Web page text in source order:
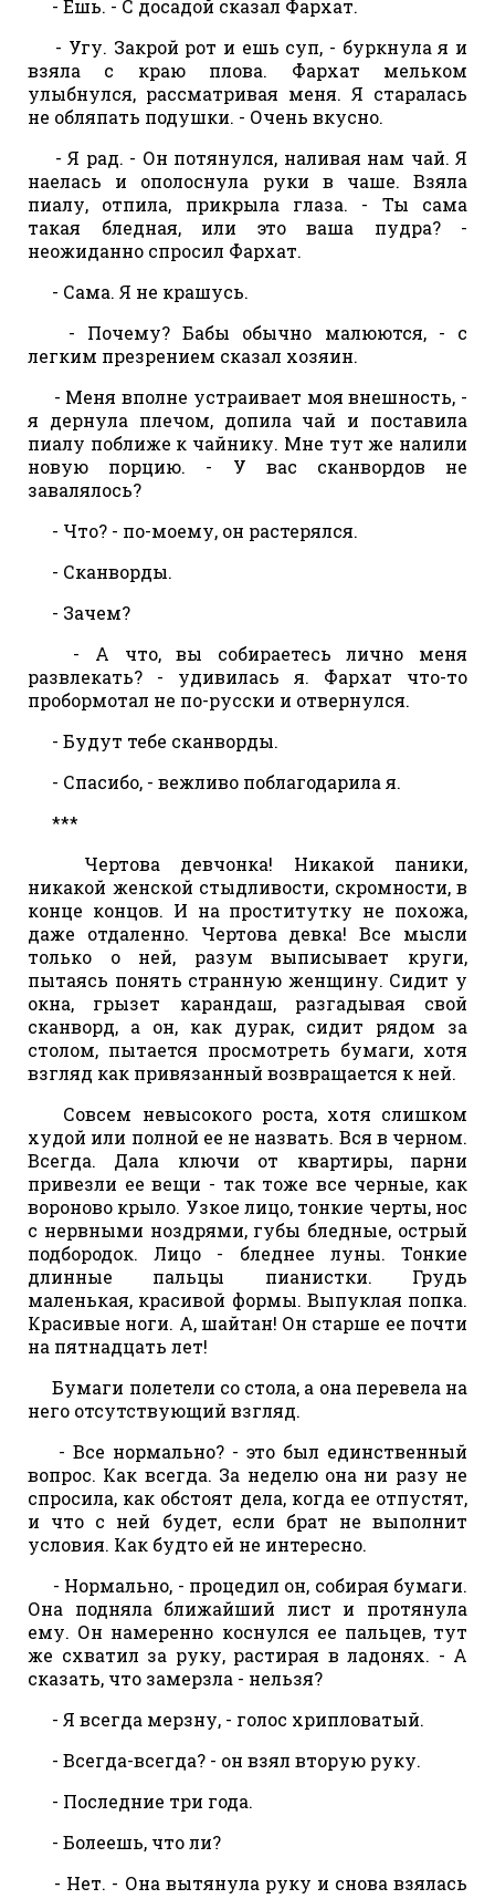
- Ешь. - С досадой сказал Фархат.
- Угу. Закрой рот и ешь суп, - буркнула я и
взяла с краю плова. Фархат мельком
улыбнулся, рассматривая меня. Я старалась
не обляпать подушки. - Очень вкусно.
- Я рад. - Он потянулся, наливая нам чай. Я
наелась и ополоснула руки в чаше. Взяла
пиалу, отпила, прикрыла глаза. - Ты сама
такая бледная, или это ваша пудра? -
неожиданно спросил Фархат.
- Сама. Я не крашусь.
- Почему? Бабы обычно малюются, - с
легким презрением сказал хозяин.
- Меня вполне устраивает моя внешность, -
я дернула плечом, допила чай и поставила
пиалу поближе к чайнику. Мне тут же налили
новую порцию. - У вас сканвордов не
завалялось?
- Что? - по-моему, он растерялся.
- Сканворды.
- Зачем?
- А что, вы собираетесь лично меня
развлекать? - удивилась я. Фархат что-то
пробормотал не по-русски и отвернулся.
- Будут тебе сканворды.
- Спасибо, - вежливо поблагодарила я.
***
Чертова девчонка! Никакой паники,
никакой женской стыдливости, скромности, в
конце концов. И на проститутку не похожа,
даже отдаленно. Чертова девка! Все мысли
только о ней, разум выписывает круги,
пытаясь понять странную женщину. Сидит у
окна, грызет карандаш, разгадывая свой
сканворд, а он, как дурак, сидит рядом за
столом, пытается просмотреть бумаги, хотя
взгляд как привязанный возвращается к ней.
Совсем невысокого роста, хотя слишком
худой или полной ее не назвать. Вся в черном.
Всегда. Дала ключи от квартиры, парни
привезли ее вещи - так тоже все черные, как
вороново крыло. Узкое лицо, тонкие черты, нос
с нервными ноздрями, губы бледные, острый
подбородок. Лицо - бледнее луны. Тонкие
длинные пальцы пианистки. Грудь
маленькая, красивой формы. Выпуклая попка.
Красивые ноги. А, шайтан! Он старше ее почти
на пятнадцать лет!
Бумаги полетели со стола, а она перевела на
него отсутствующий взгляд.
- Все нормально? - это был единственный
вопрос. Как всегда. За неделю она ни разу не
спросила, как обстоят дела, когда ее отпустят,
и что с ней будет, если брат не выполнит
условия. Как будто ей не интересно.
- Нормально, - процедил он, собирая бумаги.
Она подняла ближайший лист и протянула
ему. Он намеренно коснулся ее пальцев, тут
же схватил за руку, растирая в ладонях. - А
сказать, что замерзла - нельзя?
- Я всегда мерзну, - голос хрипловатый.
- Всегда-всегда? - он взял вторую руку.
- Последние три года.
- Болеешь, что ли?
- Нет. - Она вытянула руку и снова взялась